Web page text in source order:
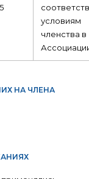
условиям
членства в
НА ЧЛЕНА